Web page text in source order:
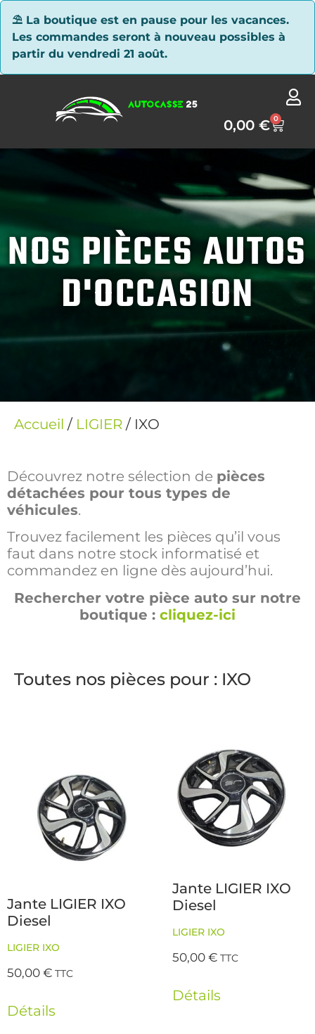
⛱ La boutique est en pause pour les vacances.
Les commandes seront à nouveau possibles à
partir du vendredi 21 août.
0,00€ 0
NOS PIÈCES AUTOS
D'OCCASION
Accueil / LIGIER / IXO
Découvrez notre sélection de pièces
détachées pour tous types de
véhicules.
Trouvez facilement les pièces qu’il vous
faut dans notre stock informatisé et
commandez en ligne dès aujourd’hui.
Rechercher votre pièce auto sur notre
boutique : cliquez-ici
Toutes nos pièces pour : IXO
Jante LIGIER IXO
Diesel
LIGIER IXO
50,00€ TTC
Détails
Jante LIGIER IXO
Diesel
LIGIER IXO
50,00€ TTC
Détails
Panneau de gestion des cookies